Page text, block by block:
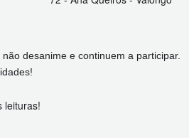
desanime e continuem a participar.
leituras!